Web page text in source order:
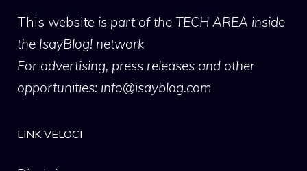
This website is part of the TECH AREA inside
the IsayBlog! network
For advertising, press releases and other
opportunities: info@isayblog.com
LINK VELOCI